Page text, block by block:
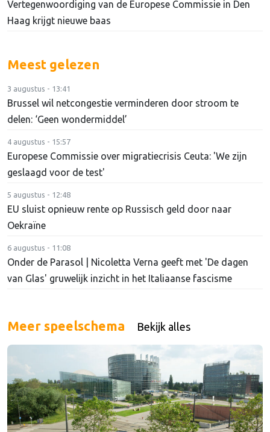
Vertegenwoordiging van de Europese Commissie in Den
Haag krijgt nieuwe baas
Meest gelezen
3 augustus - 13:41
Brussel wil netcongestie verminderen door stroom te
delen: ‘Geen wondermiddel’
4 augustus - 15:57
Europese Commissie over migratiecrisis Ceuta: 'We zijn
geslaagd voor de test'
5 augustus - 12:48
EU sluist opnieuw rente op Russisch geld door naar
Oekraïne
6 augustus - 11:08
Onder de Parasol | Nicoletta Verna geeft met 'De dagen
van Glas' gruwelijk inzicht in het Italiaanse fascisme
Meer speelschema Bekijk alles